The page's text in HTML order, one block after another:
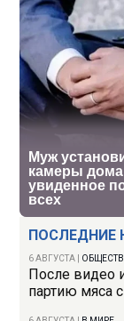
ПОСЛЕДНИЕ
6 АВГУСТА
После видео
партию мяса